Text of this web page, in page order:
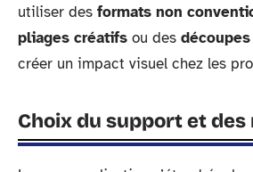
utiliser des formats non
pliages créatifs ou des
créer un impact visuel chez les
Choix du support et